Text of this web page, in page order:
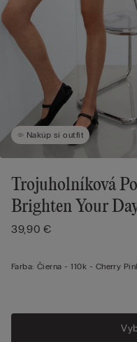
Nakúp si outfit
Trojuholníková
Brighten Your
39,90 €
Farba: Čierna -110k - Cherry